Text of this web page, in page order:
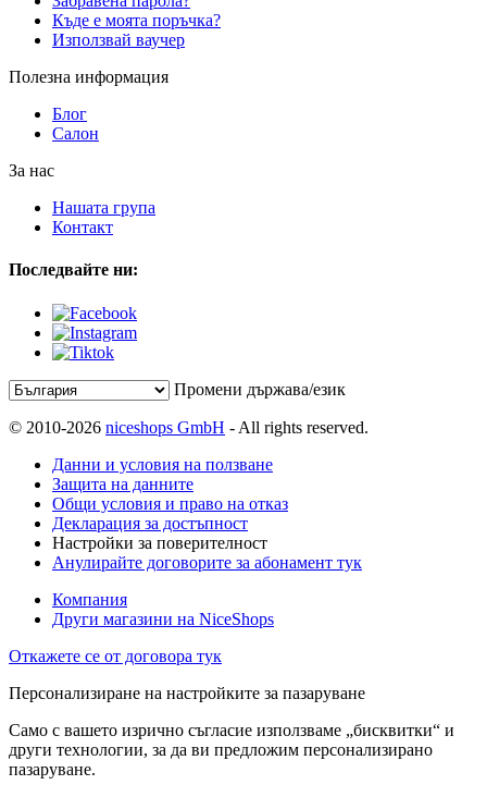
Къде е моята поръчка?
Използвай ваучер
Полезна информация
Блог
Салон
За нас
Нашата група
Контакт
Последвайте ни:
Промени държава/език
© 2010-2026 niceshops GmbH - All rights reserved.
Данни и условия на ползване
Защита на данните
Общи условия и право на отказ
Декларация за достъпност
Настройки за поверителност
Анулирайте договорите за абонамент тук
Компания
Други магазини на NiceShops
Откажете се от договора тук
Персонализиране на настройките за пазаруване
Само с вашето изрично съгласие използваме „бисквитки“ и
други технологии, за да ви предложим персонализирано
пазаруване.